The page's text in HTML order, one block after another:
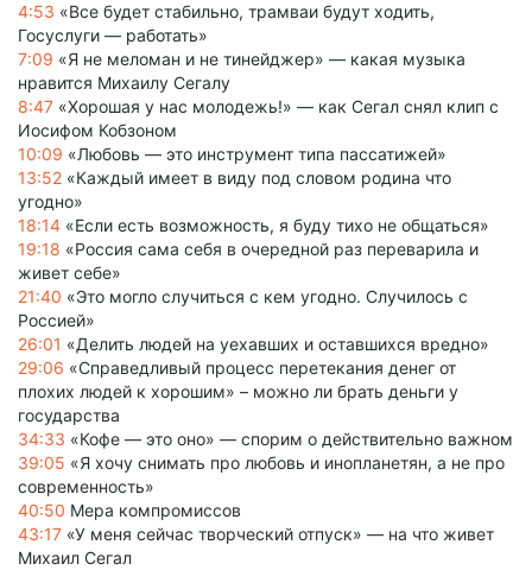
4:53 «Все будет стабильно, трамваи будут ходить,
Госуслуги — работать»
7:09 «Я не меломан и не тинейджер» — какая музыка
нравится Михаилу Сегалу
8:47 «Хорошая у нас молодежь!» — как Сегал снял клип с
Иосифом Кобзоном
10:09 «Любовь — это инструмент типа пассатижей»
13:52 «Каждый имеет в виду под словом родина что
угодно»
18:14 «Если есть возможность, я буду тихо не общаться»
19:18 «Россия сама себя в очередной раз переварила и
живет себе»
21:40 «Это могло случиться с кем угодно. Случилось с
Россией»
26:01 «Делить людей на уехавших и оставшихся вредно»
29:06 «Справедливый процесс перетекания денег от
плохих людей к хорошим» – можно ли брать деньги у
государства
34:33 «Кофе — это оно» — спорим о действительно важном
39:05 «Я хочу снимать про любовь и инопланетян, а не про
современность»
40:50 Мера компромиссов
43:17 «У меня сейчас творческий отпуск» — на что живет
Михаил Сегал